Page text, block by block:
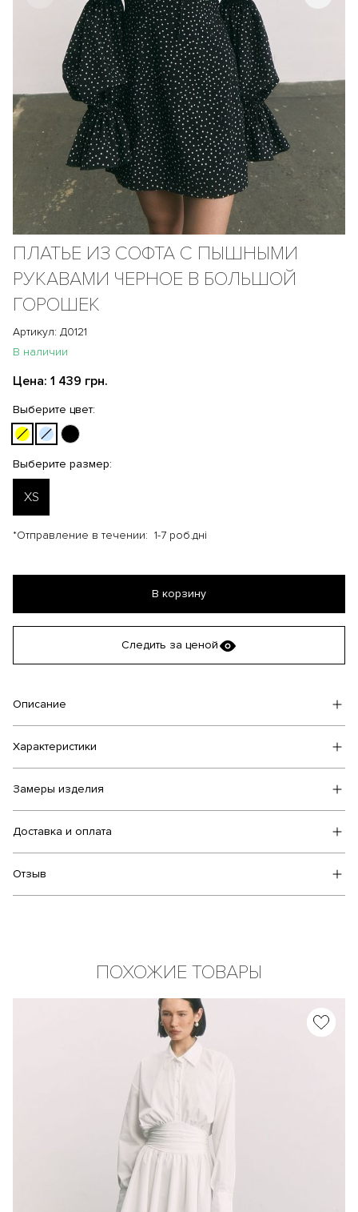
ПЛАТЬЕ ИЗ СОФТА С ПЫШНЫМИ
РУКАВАМИ ЧЕРНОЕ В БОЛЬШОЙ
ГОРОШЕК
Артикул: Д0121
В наличии
Цена: 1 439 грн.
Выберите цвет:
Выберите размер:
XS
*Отправление в течении: 1-7 роб.дні
В корзину
Следить за ценой
Описание
Характеристики
Замеры изделия
Доставка и оплата
Отзыв
ПОХОЖИЕ ТОВАРЫ